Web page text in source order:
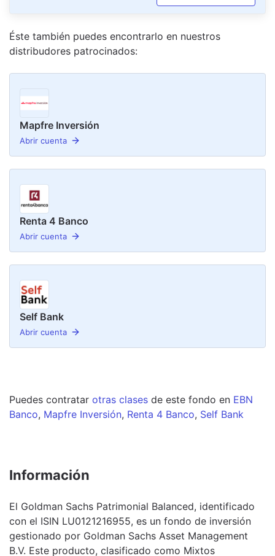
Éste también puedes encontrarlo en nuestros
distribudores patrocinados:
Mapfre Inversión
Abrir cuenta
Renta 4 Banco
Abrir cuenta
Self Bank
Abrir cuenta
Puedes contratar otras clases de este fondo en EBN
Banco, Mapfre Inversión, Renta 4 Banco, Self Bank
Información
El Goldman Sachs Patrimonial Balanced, identificado
con el ISIN LU0121216955, es un fondo de inversión
gestionado por Goldman Sachs Asset Management
B.V. Este producto, clasificado como Mixtos